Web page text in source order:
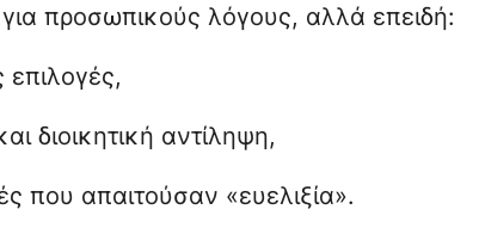
προσωπικούς λόγους, αλλά επειδή:
διοικητική αντίληψη,
που απαιτούσαν «ευελιξία».